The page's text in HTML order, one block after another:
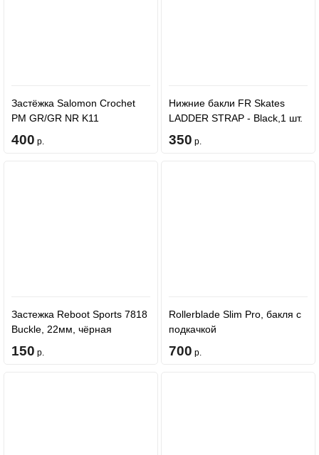
Застёжка Salomon Crochet
PM GR/GR NR K11
400 р.
Нижние бакли FR Skates
LADDER STRAP - Black,1 шт.
350 р.
Застежка Reboot Sports 7818
Buckle, 22мм, чёрная
150 р.
Rollerblade Slim Pro, бакля с
подкачкой
700 р.